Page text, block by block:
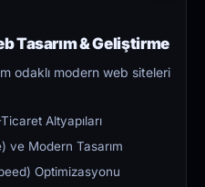
Tasarım & Geliştirme
odaklı modern web siteleri
Altyapıları
ve Modern Tasarım
Optimizasyonu